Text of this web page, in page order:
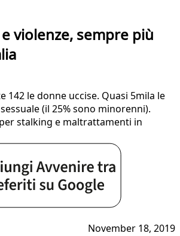
violenze, sempre più
142 le donne uccise. Quasi 5mila le
(il 25% sono minorenni).
stalking e maltrattamenti in
November 18, 2019